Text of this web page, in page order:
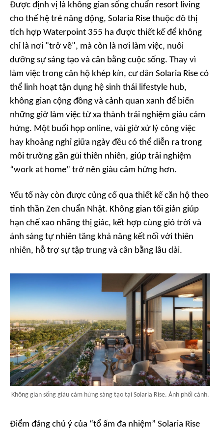
Được định vị là không gian sống chuẩn resort living
cho thế hệ trẻ năng động, Solaria Rise thuộc đô thị
tích hợp Waterpoint 355 ha được thiết kế để không
chỉ là nơi "trở về", mà còn là nơi làm việc, nuôi
dưỡng sự sáng tạo và cân bằng cuộc sống. Thay vì
làm việc trong căn hộ khép kín, cư dân Solaria Rise có
thể linh hoạt tận dụng hệ sinh thái lifestyle hub,
không gian cộng đồng và cảnh quan xanh để biến
những giờ làm việc từ xa thành trải nghiệm giàu cảm
hứng. Một buổi họp online, vài giờ xử lý công việc
hay khoảng nghỉ giữa ngày đều có thể diễn ra trong
môi trường gần gũi thiên nhiên, giúp trải nghiệm
“work at home” trở nên giàu cảm hứng hơn.
Yếu tố này còn được củng cố qua thiết kế căn hộ theo
tinh thần Zen chuẩn Nhật. Không gian tối giản giúp
hạn chế xao nhãng thị giác, kết hợp cùng gió trời và
ánh sáng tự nhiên tăng khả năng kết nối với thiên
nhiên, hỗ trợ sự tập trung và cân bằng lâu dài.
Không gian sống giàu cảm hứng sáng tạo tại Solaria Rise. Ảnh phối cảnh.
Điểm đáng chú ý của “tổ ấm đa nhiệm” Solaria Rise